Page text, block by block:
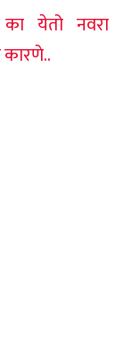
येतो नवरा
कारणे..